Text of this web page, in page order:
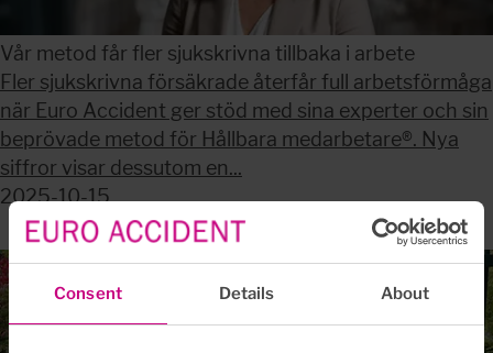
Consent Details About
Vår metod får fler sjukskrivna tillbaka i arbete
Fler sjukskrivna försäkrade återfår full arbetsförmåga
när Euro Accident ger stöd med sina experter och sin
beprövade metod för Hållbara medarbetare®. Nya
siffror visar dessutom en...
2025-10-15